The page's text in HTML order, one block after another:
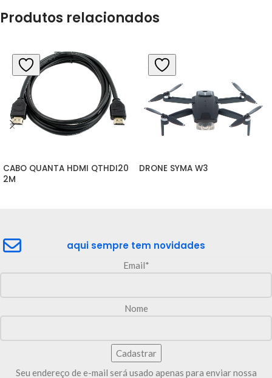
Produtos relacionados
CABO QUANTA HDMI QTHDI20
2M
DRONE SYMA W3
aqui sempre tem novidades
Email*
Nome
Seu endereço de e-mail será usado apenas para enviar nossa